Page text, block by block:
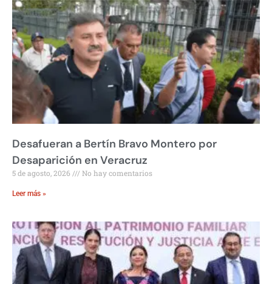
Desafueran a Bertín Bravo Montero por
Desaparición en Veracruz
5 de agosto, 2026 No hay comentarios
Leer más »